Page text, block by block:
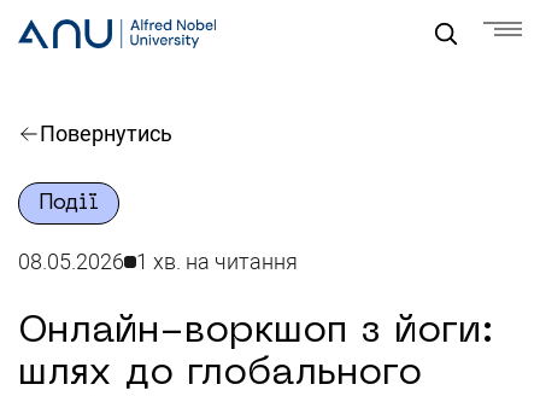
Повернутись
Події
08.05.2026 1 хв. на читання
Онлайн-воркшоп з йоги:
шлях до глобального